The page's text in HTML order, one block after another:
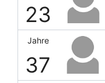
23
Jahre
37